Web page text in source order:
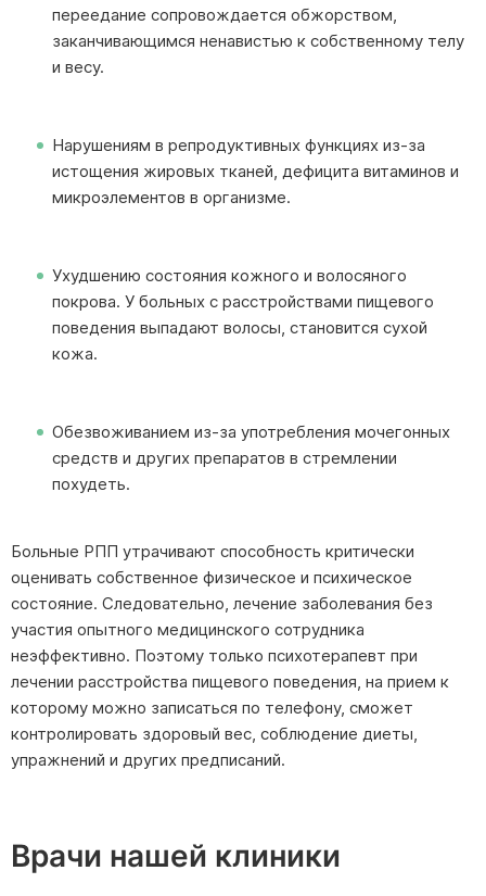
переедание сопровождается обжорством,
заканчивающимся ненавистью к собственному телу
и весу.
Нарушениям в репродуктивных функциях из-за
истощения жировых тканей, дефицита витаминов и
микроэлементов в организме.
Ухудшению состояния кожного и волосяного
покрова. У больных с расстройствами пищевого
поведения выпадают волосы, становится сухой
кожа.
Обезвоживанием из-за употребления мочегонных
средств и других препаратов в стремлении
похудеть.
Больные РПП утрачивают способность критически
оценивать собственное физическое и психическое
состояние. Следовательно, лечение заболевания без
участия опытного медицинского сотрудника
неэффективно. Поэтому только психотерапевт при
лечении расстройства пищевого поведения, на прием к
которому можно записаться по телефону, сможет
контролировать здоровый вес, соблюдение диеты,
упражнений и других предписаний.
Врачи нашей клиники